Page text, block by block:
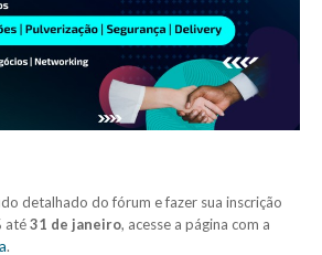
detalhado do fórum e fazer sua inscrição
até31 de janeiro, acesse a página com a
.